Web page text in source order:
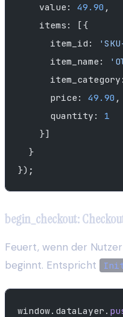
    value:
49.90 ,
    items: [{
      item_id:
      item_name:
      price:
49.90 ,
      quantity:
1
    }]
  }
});
begin_checkout:
Feuert, wenn der
beginnt. Entspricht
window.dataLayer.